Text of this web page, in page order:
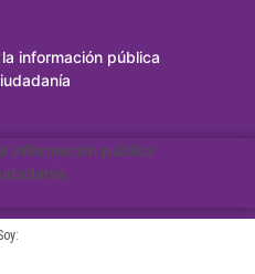
información pública
información pública